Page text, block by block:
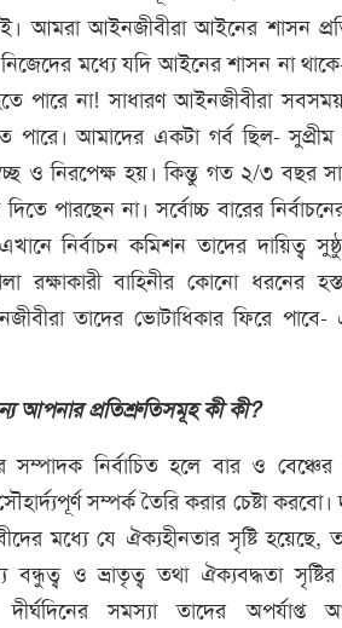
আমরা আইনজীবীরা আইনের শাসন
নিজেদের মধ্যে যদি আইনের শাসন না
পারে না! সাধারণ আইনজীবীরা
পারে। আমাদের একটা গর্ব ছিল- সুপ্রীম
ও নিরপেক্ষ হয়। কিন্তু গত ২/৩ বছর
পারছেন না। সর্বোচ্চ বারের
নির্বাচন কমিশন তাদের দায়িত্ব
বাহিনীর কোনো ধরনের
তাদের ভোটাধিকার ফিরে পাবে-
আপনার প্রতিশ্রুতিসমূহ কী কী?
সম্পাদক নির্বাচিত হলে বার ও বেঞ্চের
সম্পর্ক তৈরি করার চেষ্টা করবো।
মধ্যে যে ঐক্যহীনতার সৃষ্টি হয়েছে,
ও ভ্রাতৃত্ব তথা ঐক্যবদ্ধতা সৃষ্টির
সমস্যা তাদের অপর্যাপ্ত